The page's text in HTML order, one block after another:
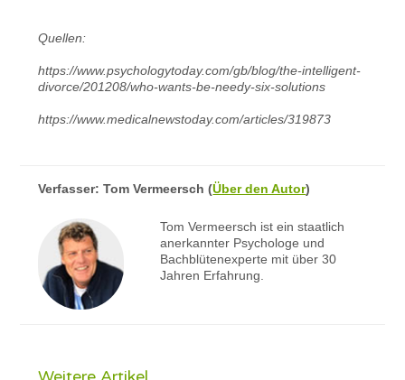
Quellen:
https://www.psychologytoday.com/gb/blog/the-intelligent-
divorce/201208/who-wants-be-needy-six-solutions
https://www.medicalnewstoday.com/articles/319873
Verfasser:Tom Vermeersch (Über den Autor)
Tom Vermeersch ist ein staatlich
anerkannter Psychologe und
Bachblütenexperte mit über 30
Jahren Erfahrung.
Weitere Artikel